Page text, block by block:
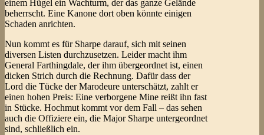
einem Hügel ein Wachturm, der das ganze Gelände
beherrscht. Eine Kanone dort oben könnte einigen
Schaden anrichten.
Nun kommt es für Sharpe darauf, sich mit seinen
diversen Listen durchzusetzen. Leider macht ihm
General Farthingdale, der ihm übergeordnet ist, einen
dicken Strich durch die Rechnung. Dafür dass der
Lord die Tücke der Marodeure unterschätzt, zahlt er
einen hohen Preis: Eine verborgene Mine reißt ihn fast
in Stücke. Hochmut kommt vor dem Fall – das sehen
auch die Offiziere ein, die Major Sharpe untergeordnet
sind, schließlich ein.